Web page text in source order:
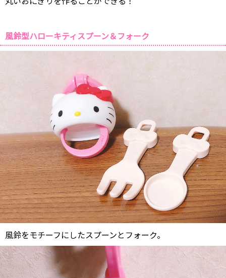
風鈴型ハローキティスプーン＆フォーク
風鈴をモチーフにしたスプーンとフォーク。